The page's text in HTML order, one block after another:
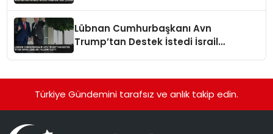
Lübnan Cumhurbaşkanı Avn
Trump’tan Destek İstedi İsrail
Türkiye Gündemini tarafsız ve anlık takip edin.